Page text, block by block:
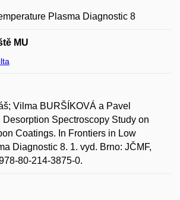
Plasma Diagnostic 8
MU
Vilma BURŠÍKOVÁ a Pavel
Spectroscopy Study on
Coatings. In Frontiers in Low
Diagnostic 8. 1. vyd. Brno: JČMF,
80-214-3875-0.